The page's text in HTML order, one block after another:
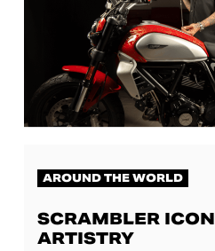
AROUND THE WORLD
SCRAMBLER
ARTISTRY